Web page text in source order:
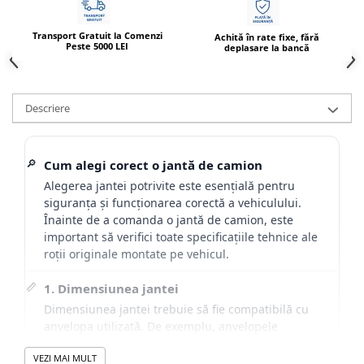
Transport Gratuit la Comenzi
Peste 5000 LEI
Achită în rate fixe, fără
deplasare la bancă
Descriere
🔎 Cum alegi corect o jantă de camion
Alegerea jantei potrivite este esențială pentru
siguranța și funcționarea corectă a vehiculului.
Înainte de a comanda o jantă de camion, este
important să verifici toate specificațiile tehnice ale
roții originale montate pe vehicul.
📏 1. Dimensiunea jantei
Dimensiunea jantei trebuie să fie compatibilă cu
anvelopa utilizată. De exemplu, anvelopele
9.00x22.5.
VEZI MAI MULT